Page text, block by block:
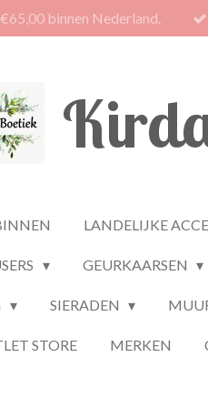
binnen Nederland.
LANDELIJKE
GEURKAARSEN
SIERADEN
STORE MERKEN